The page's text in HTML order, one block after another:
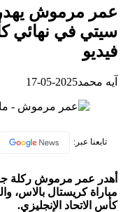
عمر مرموش
سيتي في نهائي
فيديو
آيه محمد2025-05-17
تابعنا عبر:
أهدر عمر مرموش ركلة
مباراة كريستال بالاس،
كأس الاتحاد الإنجليزي.